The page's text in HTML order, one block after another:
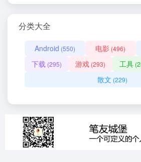
分类大全
Android (550) 电影 (496)
下载 (295) 游戏 (293) 工具
散文 (229)